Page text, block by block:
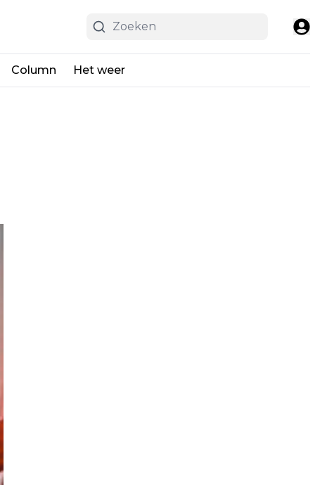
Column Het weer